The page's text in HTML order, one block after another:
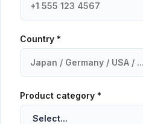
Country *
Product category *